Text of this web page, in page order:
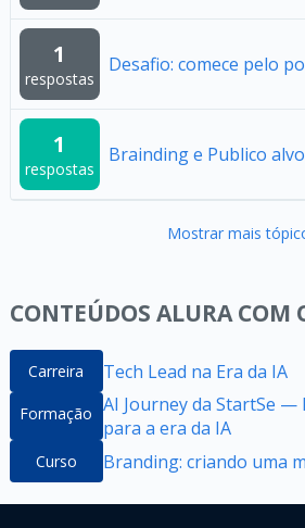
1
respostas
Desafio: comece pelo
1
respostas
Brainding e Publico alvo
Mostrar mais
CONTEÚDOS ALURA COM
Carreira Tech Lead na Era da IA
Formação AI Journey da StartSe —
para a era da IA
Curso Branding: criando uma